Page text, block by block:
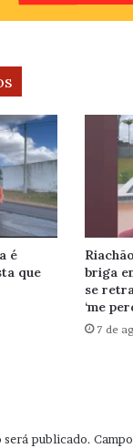
é
que
briga
se
‘me
7 de
será publicado.